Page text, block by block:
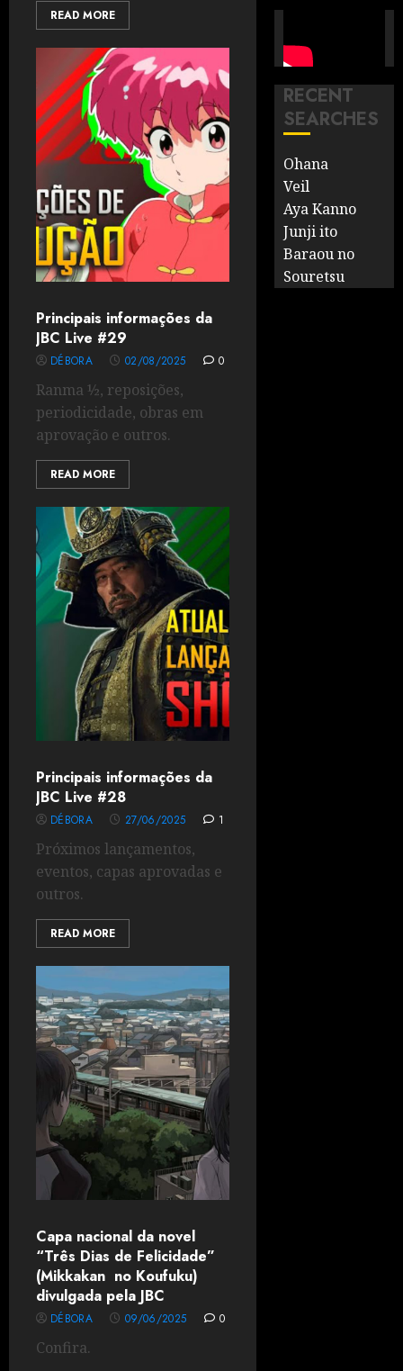
READ MORE
Principais informações da
JBC Live #29
DÉBORA 02/08/2025 0
Ranma ½, reposições,
periodicidade, obras em
aprovação e outros.
READ MORE
Principais informações da
JBC Live #28
DÉBORA 27/06/2025 1
Próximos lançamentos,
eventos, capas aprovadas e
outros.
READ MORE
Capa nacional da novel
“Três Dias de Felicidade”
(Mikkakan no Koufuku)
divulgada pela JBC
DÉBORA 09/06/2025 0
Confira.
RECENT
SEARCHES
Ohana
Veil
Aya Kanno
Junji ito
Baraou no
Souretsu